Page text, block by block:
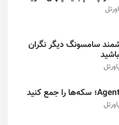
سامسونگ دیگر نگران